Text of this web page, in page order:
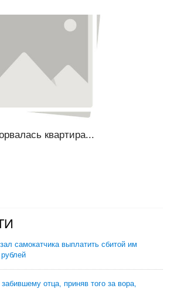
квартира...
самокатчика выплатить сбитой им
отца, приняв того за вора,